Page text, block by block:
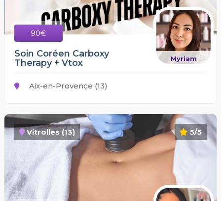
90€
Myriam
Soin Coréen Carboxy
Therapy + Vtox
Aix-en-Provence (13)
5/5
Vitrolles (13)